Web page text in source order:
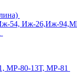
54, Иж-26,Иж-
МР-80-13Т, МР-81